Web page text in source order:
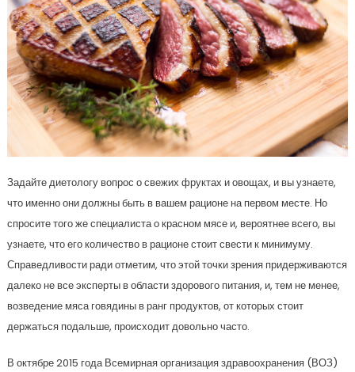
Задайте диетологу вопрос о свежих фруктах и овощах, и вы узнаете,
что именно они должны быть в вашем рационе на первом месте. Но
спросите того же специалиста о красном мясе и, вероятнее всего, вы
узнаете, что его количество в рационе стоит свести к минимуму.
Справедливости ради отметим, что этой точки зрения придерживаются
далеко не все эксперты в области здорового питания, и, тем не менее,
возведение мяса говядины в ранг продуктов, от которых стоит
держаться подальше, происходит довольно часто.
В октябре 2015 года Всемирная организация здравоохранения (ВОЗ)